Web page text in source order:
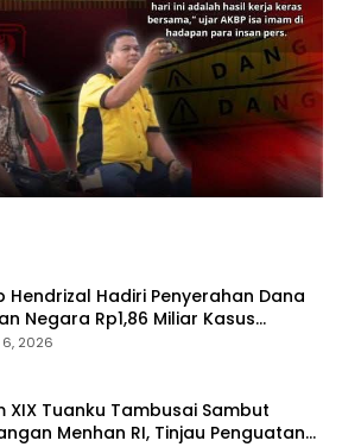
Hendrizal Hadiri Penyerahan Dana
Negara Rp1,86 Miliar Kasus
BPR Indra Arta
2026
XIX Tuanku Tambusai Sambut
Menhan RI, Tinjau Penguatan